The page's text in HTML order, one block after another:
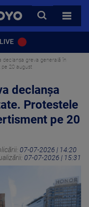
VOYO
CAUTA
TOATE
declanșa greva generală în
20 august
declanșa
Protestele
pe 20
07-07-2026 | 14:20
07-07-2026 | 15:31